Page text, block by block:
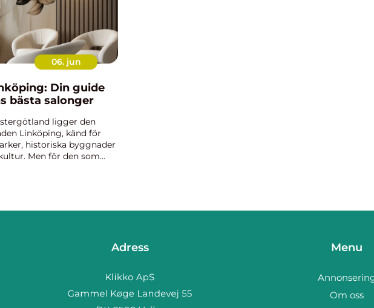
06. jun
Din guide
bästa salonger
ligger den
Linköping, känd för
historiska byggnader
Men för den som
Adress Menu
Om oss